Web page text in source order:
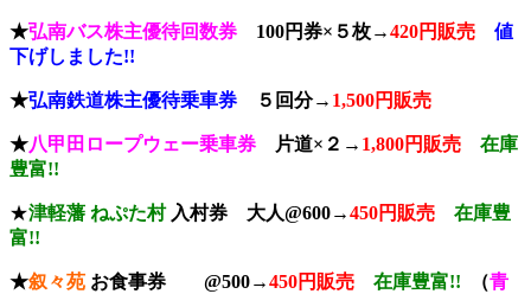
★弘南バス株主優待回数券 100円券×５枚→420円販売
値
下げしました!!
★弘南鉄道株主優待乗車券 ５回分→ 1,500円販売
★八甲田ロープウェー乗車券 片道×２→ 1,800円販売 在庫
豊富!!
★津軽藩 ねぷた村 入村券 大人@600→450円販売
在庫豊
富!!
★叙々苑 お食事券 @500→450円販売 在庫豊富!! （青